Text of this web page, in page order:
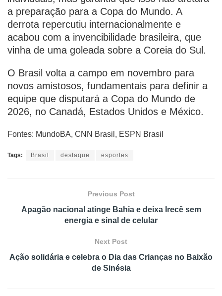
a preparação para a Copa do Mundo. A
derrota repercutiu internacionalmente e
acabou com a invencibilidade brasileira, que
vinha de uma goleada sobre a Coreia do Sul.
O Brasil volta a campo em novembro para
novos amistosos, fundamentais para definir a
equipe que disputará a Copa do Mundo de
2026, no Canadá, Estados Unidos e México.
Fontes: MundoBA, CNN Brasil, ESPN Brasil
Tags: Brasil destaque esportes
Previous Post
Apagão nacional atinge Bahia e deixa Irecê sem
energia e sinal de celular
Next Post
Ação solidária e celebra o Dia das Crianças no Baixão
de Sinésia